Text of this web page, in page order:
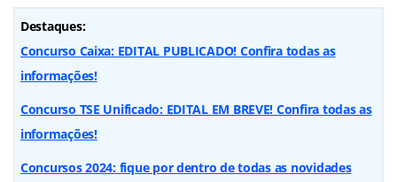
Destaques:
Concurso Caixa: EDITAL PUBLICADO! Confira todas as
informações!
Concurso TSE Unificado: EDITAL EM BREVE! Confira todas as
informações!
Concursos 2024: fique por dentro de todas as novidades